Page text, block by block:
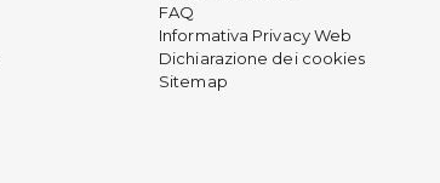
FAQ
Informativa Privacy Web
Dichiarazione dei cookies
Sitemap